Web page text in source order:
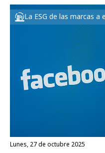
La ESG de las marcas a
lunes, 27 de octubre 2025